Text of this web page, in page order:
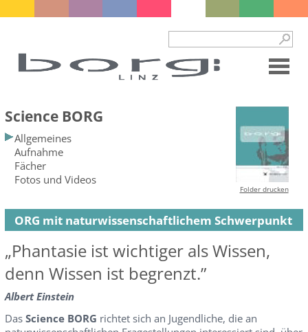
Science BORG
Allgemeines
Aufnahme
Fächer
Fotos und Videos
Folder drucken
ORG mit naturwissenschaftlichem Schwerpunkt
„Phantasie ist wichtiger als Wissen,
denn Wissen ist begrenzt.”
Albert Einstein
Das Science BORG richtet sich an Jugendliche, die an